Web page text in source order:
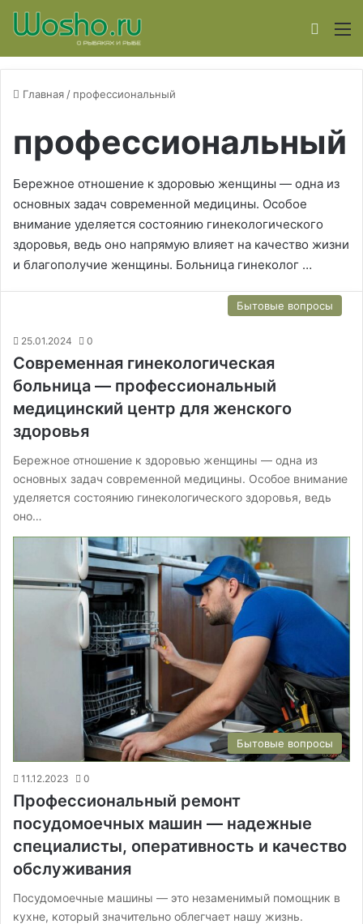
Главная / профессиональный
профессиональный
Бережное отношение к здоровью женщины — одна из
основных задач современной медицины. Особое
внимание уделяется состоянию гинекологического
здоровья, ведь оно напрямую влияет на качество жизни
и благополучие женщины. Больница гинеколог …
Бытовые вопросы
25.01.2024 0
Современная гинекологическая
больница — профессиональный
медицинский центр для женского
здоровья
Бережное отношение к здоровью женщины — одна из
основных задач современной медицины. Особое внимание
уделяется состоянию гинекологического здоровья, ведь
оно…
Бытовые вопросы
11.12.2023 0
Профессиональный ремонт
посудомоечных машин — надежные
специалисты, оперативность и качество
обслуживания
Посудомоечные машины — это незаменимый помощник в
кухне, который значительно облегчает нашу жизнь.